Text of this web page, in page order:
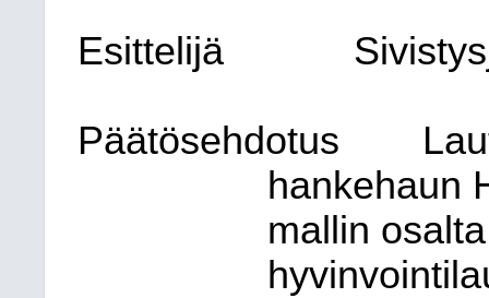
Esittelijä
Päätösehdotus
hankehaun
mallin